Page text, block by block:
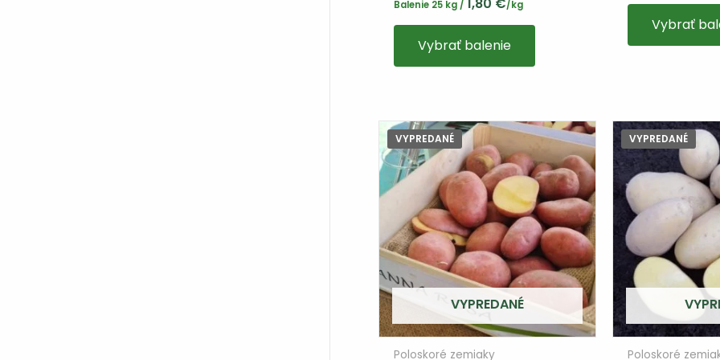
Balenie 25 kg / 1,80 €/kg
Vybrať balenie
Vybrať
VYPREDANÉ
VYPREDANÉ
Poloskoré zemiaky
VYPREDANÉ
Poloskoré